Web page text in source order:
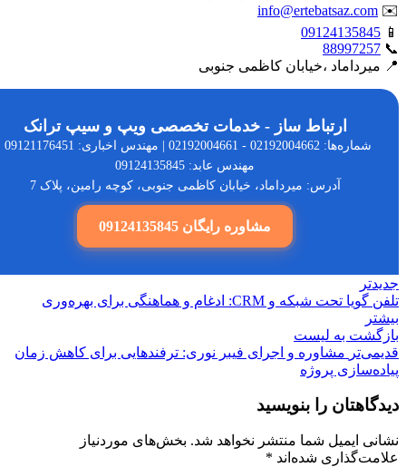
info@ertebatsaz.com
،خیابان کاظمی جنوبی
ارتباط ساز - خدمات تخصصی ویپ و سیپ ترانک
شماره‌ها: 02192004662 - 02192004661 | مهندس اخباری: 09121176451 |
مهندس عابد: 09124135845
آدرس: میرداماد، خیابان کاظمی جنوبی، کوچه رامین، پلاک 7
مشاوره رایگان 09124135845
تلفن گویا تحت شبکه و CRM: ادغام و هماهنگی برای بهره‌وری
بە لیست
مشاوره و اجرای فیبر نوری: ترفندهایی برای کاهش زمان
پروژه
را بنویسید
ایمیل شما منتشر نخواهد شد. بخش‌های موردنیاز
شده‌اند*